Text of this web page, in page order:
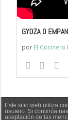
GYOZA O
por El Cocinero
El
Este sitio web utiliza
usuario. Si continúa
aceptación de las